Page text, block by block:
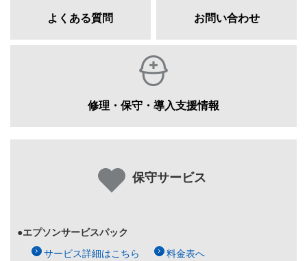
よくある質問 お問い合わせ
修理・保守・導入支援情報
保守サービス
●エプソンサービスパック
サービス詳細はこちら
料金表へ